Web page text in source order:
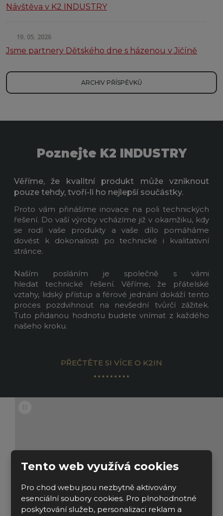
Návštěva v K2 INDUSTRY
19. 05. 2026
Jsme partnery Dětského dne s házenou v Jičíně
ARCHIV PŘÍSPĚVKŮ
Poznejte K2 INDUSTRY
Věříme, že kvalitní produkt může vzniknout
pouze tehdy, tvoří-li ho nejlepší součástky.
Proto vám přinášíme inovace na poli technických
řešení. Do vaší výroby vcházíme již v okamžiku, kdy
se rodí vaše produkty a vaše dílo pomáháme
dovést k dokonalosti po technické i kvalitativní
stránce.
Naším posláním je společně s vámi
hledat technické řešení. Věříme, že přátelské
vztahy, lidský přístup a férové jednání dokáží tento
proces pozdvihnout na nevšední tvůrčí zážitek.
Tuto přidanou hodnotu budete vnímat z každého
našeho kroku.
PŘEČTĚTE SI VÍCE O K2IN
Tento web využívá cookies
Pro chod webu jsou nezbytně aktivovány
esenciální soubory cookies. Pro plnohodnotné
poskytování služeb, personalizaci reklam a